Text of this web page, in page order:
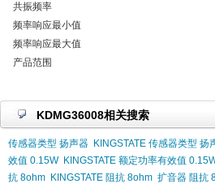
共振频率
频率响应最小值
频率响应最大值
产品范围
KDMG36008相关搜索
传感器类型 扬声器 KINGSTATE 传感器类型 扬
效值 0.15W KINGSTATE 额定功率有效值
抗 8ohm KINGSTATE 阻抗 8ohm 扩音器 阻抗